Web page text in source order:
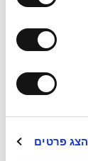
הצג פרטים